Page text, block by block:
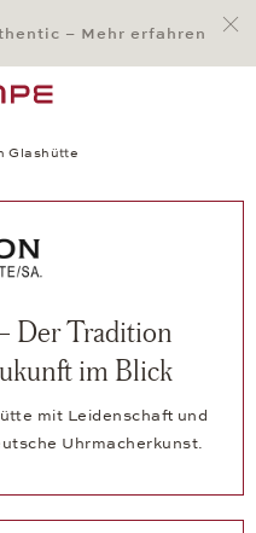
– Mehr erfahren
Glashütte
Der Tradition
im Blick
mit Leidenschaft und
Uhrmacherkunst.